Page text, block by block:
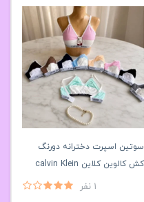
سوتین اسپرت دخترانه دورنگ
کش کالوین کلاین calvin Klein
1 نفر